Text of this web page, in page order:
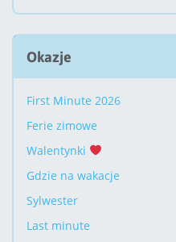
Okazje
First Minute 2026
Ferie zimowe
Walentynki
Gdzie na wakacje
Sylwester
Last minute